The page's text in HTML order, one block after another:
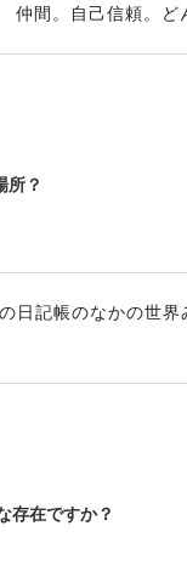
仲間。自己信頼。
所？
日記帳のなかの世
存在ですか？